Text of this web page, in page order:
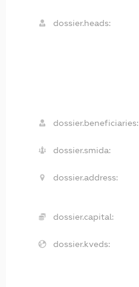
dossier.heads:
dossier.beneficiaries:
dossier.smida:
dossier.address:
dossier.capital:
dossier.kveds: